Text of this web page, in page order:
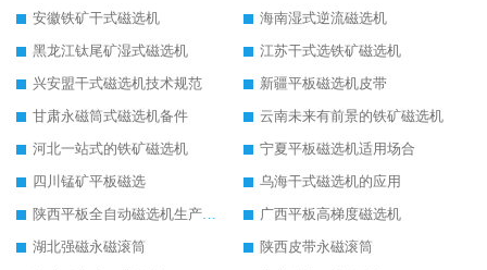
安徽铁矿干式磁选机
海南湿式逆流磁选机
黑龙江钛尾矿湿式磁选机
江苏干式选铁矿磁选机
兴安盟干式磁选机技术规范
新疆平板磁选机皮带
甘肃永磁筒式磁选机备件
云南未来有前景的铁矿磁选机
河北一站式的铁矿磁选机
宁夏平板磁选机适用场合
四川锰矿平板磁选
乌海干式磁选机的应用
陕西平板全自动磁选机生产厂家
广西平板高梯度磁选机
湖北强磁永磁滚筒
陕西皮带永磁滚筒